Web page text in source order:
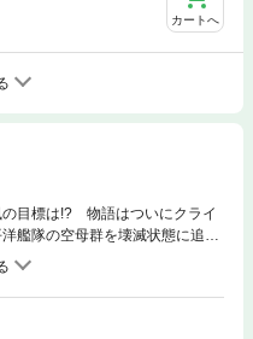
カートへ
の目標は!? 物語はついにクライ
隊の空母群を壊滅状態に追い
に遂に闘将も力尽きた。瑞鶴を
国カリフォルニア州に上陸し、
の命令を受け、宇垣が指揮権を
ナ島への日本軍の攻撃が始まっ